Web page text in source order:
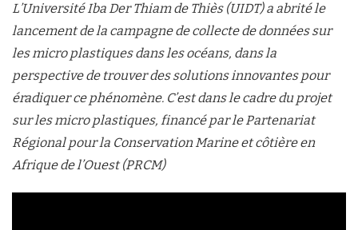
L’Université Iba Der Thiam de Thiès (UIDT) a abrité le
lancement de la campagne de collecte de données sur
les micro plastiques dans les océans, dans la
perspective de trouver des solutions innovantes pour
éradiquer ce phénomène. C’est dans le cadre du projet
sur les micro plastiques, financé par le Partenariat
Régional pour la Conservation Marine et côtière en
Afrique de l’Ouest (PRCM)